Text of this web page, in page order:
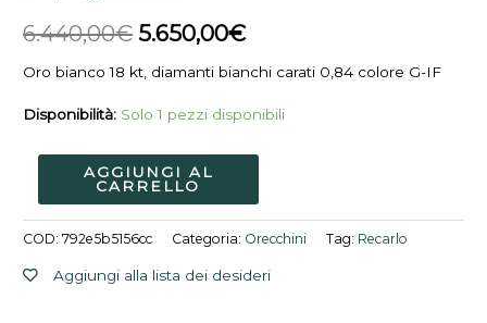
6.440,00€
6.440,00€.
5.650,00€
Oro bianco 18 kt, diamanti bianchi carati 0,84 colore G-IF
Disponibilità: Solo 1 pezzi disponibili
AGGIUNGI AL
CARRELLO
COD:792e5b5156cc Categoria: Orecchini Tag: Recarlo
Aggiungi alla lista dei desideri